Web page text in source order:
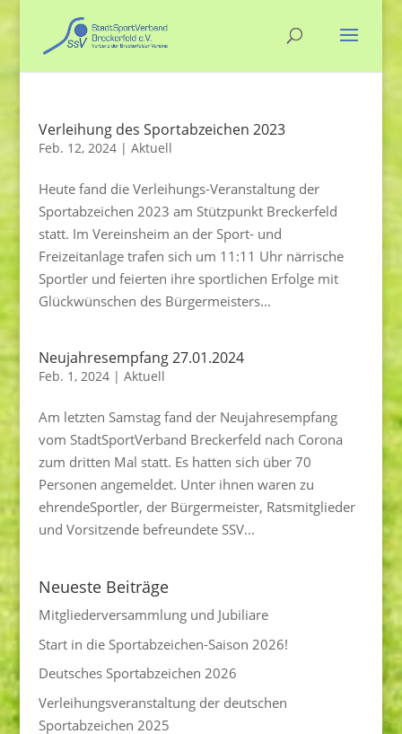
Verleihung des Sportabzeichen 2023
Feb. 12, 2024| Aktuell
Heute fand die Verleihungs-Veranstaltung der
Sportabzeichen 2023 am Stützpunkt Breckerfeld
statt. Im Vereinsheim an der Sport- und
Freizeitanlage trafen sich um 11:11 Uhr närrische
Sportler und feierten ihre sportlichen Erfolge mit
Glückwünschen des Bürgermeisters...
Neujahresempfang 27.01.2024
Feb. 1, 2024| Aktuell
Am letzten Samstag fand der Neujahresempfang
vom StadtSportVerband Breckerfeld nach Corona
zum dritten Mal statt. Es hatten sich über 70
Personen angemeldet. Unter ihnen waren zu
ehrendeSportler, der Bürgermeister, Ratsmitglieder
und Vorsitzende befreundete SSV...
Neueste Beiträge
Mitgliederversammlung und Jubiliare
Start in die Sportabzeichen-Saison 2026!
Deutsches Sportabzeichen 2026
Verleihungsveranstaltung der deutschen
Sportabzeichen 2025